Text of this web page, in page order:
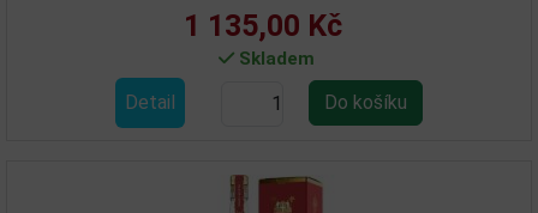
1 135,00 Kč
Skladem
Detail